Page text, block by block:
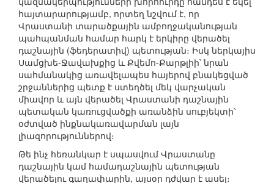
հայտարարությամբ, որտեղ նշվում է, որ
Վրաստանի տարածքային ամբողջականության
պահպանման համար հարկ է երկիրը վերածել
դաշնային (ֆեդերատիվ) պետության։ Իսկ ներկայիս
Սամցխե-Ջավախքից և Քվեմո-Քարթլիի՝ նրան
սահմանակից առավելապես հայերով բնակեցված
շրջաններից պետք է ստեղծել մեկ վարչական
միավոր և այն վերածել Վրաստանի դաշնային
պետական կառուցվածքի առանձին սուբյեկտի՝
օժտված ինքնակառավարման լայն
լիազորություններով։
Թե ինչ հեռանկար է սպասվում Վրաստանը
դաշնային կամ համադաշնային պետության
վերածելու գաղափարին, այսօր դժվար է ասել։